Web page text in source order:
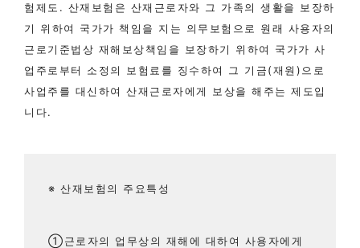
험제도. 산재보험은 산재근로자와 그 가족의 생활을 보장하
기 위하여 국가가 책임을 지는 의무보험으로 원래 사용자의
근로기준법상 재해보상책임을 보장하기 위하여 국가가 사
업주로부터 소정의 보험료를 징수하여 그 기금(재원)으로
사업주를 대신하여 산재근로자에게 보상을 해주는 제도입
니다.
※ 산재보험의 주요특성
①근로자의 업무상의 재해에 대하여 사용자에게